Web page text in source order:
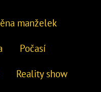
manželek
Počasí
Reality show